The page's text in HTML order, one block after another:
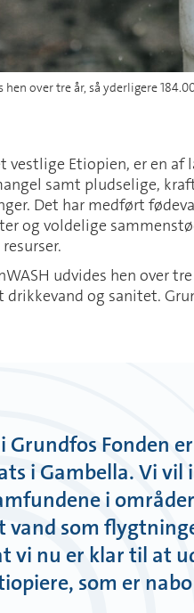
hen over tre år, så yderligere
vestlige Etiopien, er en
samt pludselige,
Det har medført
og voldelige
udvides hen over
og sanitet.
i Grundfos Fonden
i Gambella. Vi
i
vand som
vi nu er klar til at
som er